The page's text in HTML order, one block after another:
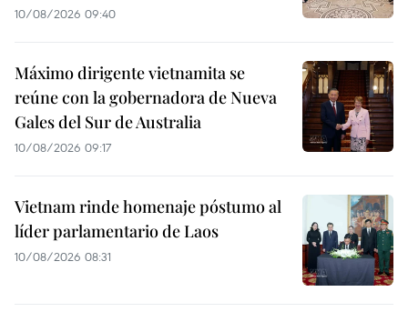
10/08/2026 09:40
Máximo dirigente vietnamita se
reúne con la gobernadora de Nueva
Gales del Sur de Australia
10/08/2026 09:17
Vietnam rinde homenaje póstumo al
líder parlamentario de Laos
10/08/2026 08:31